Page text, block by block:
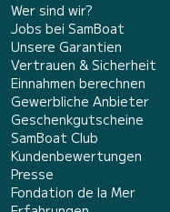
Wer sind wir?
Jobs bei SamBoat
Unsere Garantien
Vertrauen & Sicherheit
Einnahmen berechnen
Gewerbliche Anbieter
Geschenkgutscheine
SamBoat Club
Kundenbewertungen
Presse
Fondation de la Mer